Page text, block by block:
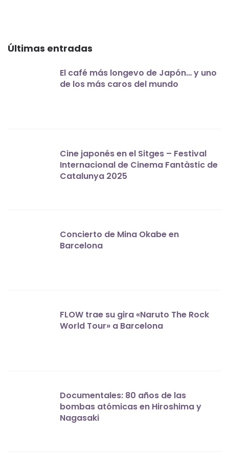
Últimas entradas
El café más longevo de Japón… y uno
de los más caros del mundo
Cine japonés en el Sitges – Festival
Internacional de Cinema Fantàstic de
Catalunya 2025
Concierto de Mina Okabe en
Barcelona
FLOW trae su gira «Naruto The Rock
World Tour» a Barcelona
Documentales: 80 años de las
bombas atómicas en Hiroshima y
Nagasaki